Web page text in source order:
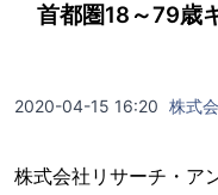
首都圏18～79歳
2020-04-15 16:20 株式
株式会社リサーチ・ア